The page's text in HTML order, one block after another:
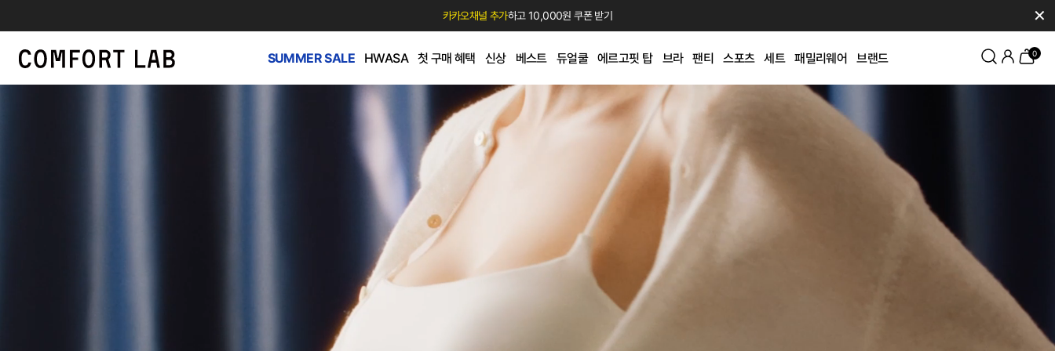
카카오채널 추가하고 10,000원 쿠폰 받기 ✕
SUMMER SALE HWASA 첫 구매 혜택 신상 베스트 듀얼쿨 에르고핏 탑 브라 팬티 스포츠 세트 패밀리웨어 브랜드 0